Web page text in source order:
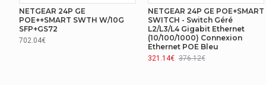
RÉSEAU
Standards réseau
Support de trames étendues (Jumbo Frames)
NETGEAR 24P GE
POE++SMART SWTH W/10G
SFP+GS72
702.04€
NETGEAR 24P GE POE+SMART
SWITCH - Switch Géré
L2/L3/L4 Gigabit Ethernet
(10/100/1000) Connexion
Ethernet POE Bleu
321.14€ 376.12€